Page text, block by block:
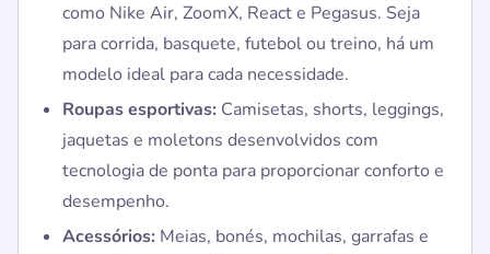
como Nike Air, ZoomX, React e Pegasus. Seja
para corrida, basquete, futebol ou treino, há um
modelo ideal para cada necessidade.
Roupas esportivas: Camisetas, shorts, leggings,
jaquetas e moletons desenvolvidos com
tecnologia de ponta para proporcionar conforto e
desempenho.
Acessórios: Meias, bonés, mochilas, garrafas e